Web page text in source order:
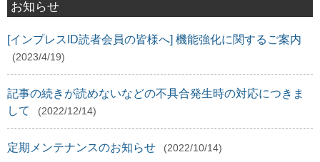
お知らせ
[インプレスID読者会員の皆様へ] 機能強化に関するご案内
(2023/4/19)
記事の続きが読めないなどの不具合発生時の対応につきま
して
(2022/12/14)
定期メンテナンスのお知らせ (2022/10/14)